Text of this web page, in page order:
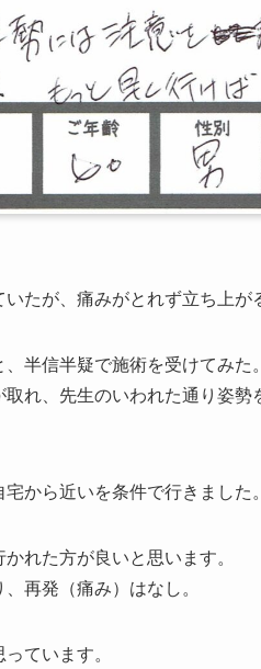
たが、痛みがとれず立ち上が
半信半疑で施術を受けてみた。
れ、先生のいわれた通り姿勢
から近いを条件で行きました。
れた方が良いと思います。
再発（痛み）はなし。
ています。